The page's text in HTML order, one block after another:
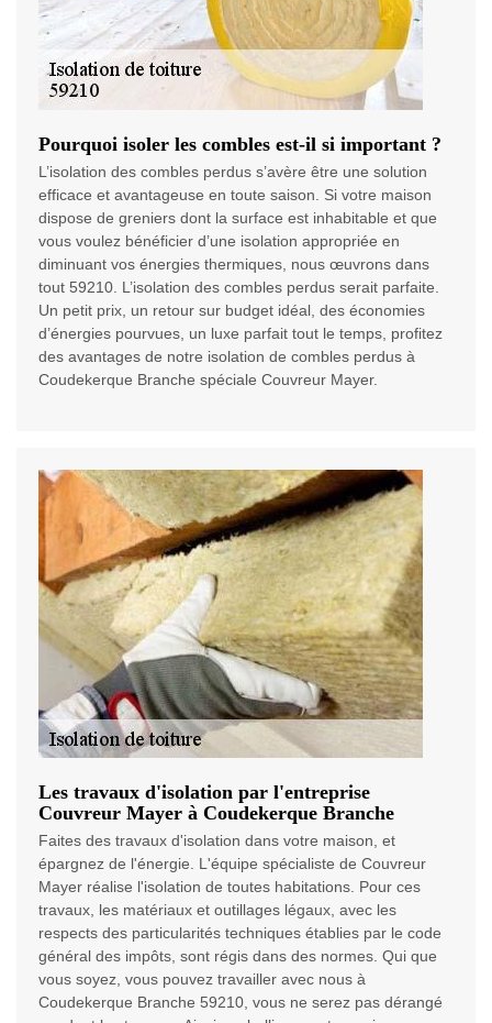
Pourquoi isoler les combles est-il si important ?
L’isolation des combles perdus s’avère être une solution
efficace et avantageuse en toute saison. Si votre maison
dispose de greniers dont la surface est inhabitable et que
vous voulez bénéficier d’une isolation appropriée en
diminuant vos énergies thermiques, nous œuvrons dans
tout 59210. L’isolation des combles perdus serait parfaite.
Un petit prix, un retour sur budget idéal, des économies
d’énergies pourvues, un luxe parfait tout le temps, profitez
des avantages de notre isolation de combles perdus à
Coudekerque Branche spéciale Couvreur Mayer.
Les travaux d'isolation par l'entreprise
Couvreur Mayer à Coudekerque Branche
Faites des travaux d'isolation dans votre maison, et
épargnez de l'énergie. L'équipe spécialiste de Couvreur
Mayer réalise l'isolation de toutes habitations. Pour ces
travaux, les matériaux et outillages légaux, avec les
respects des particularités techniques établies par le code
général des impôts, sont régis dans des normes. Qui que
vous soyez, vous pouvez travailler avec nous à
Coudekerque Branche 59210, vous ne serez pas dérangé